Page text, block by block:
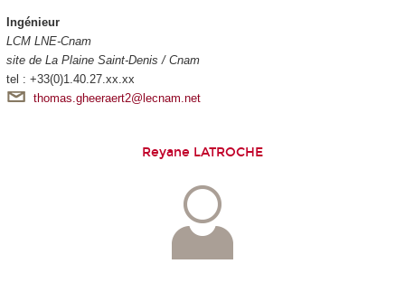
Ingénieur
LCM LNE-Cnam
site de La Plaine Saint-Denis / Cnam
tel : +33(0)1.40.27.xx.xx
thomas.gheeraert2@lecnam.net
Reyane LATROCHE